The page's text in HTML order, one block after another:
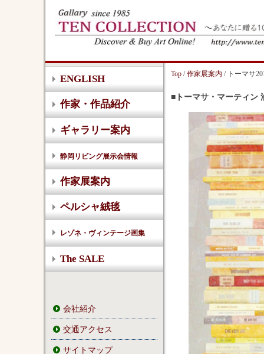
ENGLISH
作家・作品紹介
ギャラリー案内
静岡リビング展示会情報
作家展案内
ペルシャ絨毯
レゾネ・ヴィンテージ画集
The SALE
会社紹介
交通アクセス
サイトマップ
Top/作家展案内 / トーマサ
■トーマサ・マーティン